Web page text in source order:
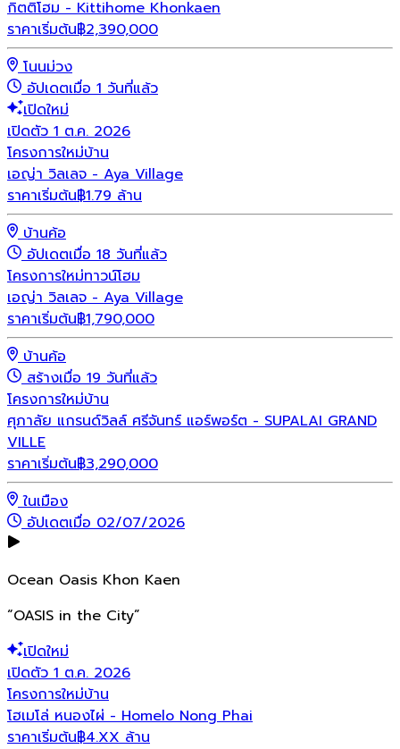
กิตติโฮม - Kittihome Khonkaen
ราคาเริ่มต้น฿2,390,000
โนนม่วง
อัปเดตเมื่อ 1 วันที่แล้ว
เปิดใหม่
เปิดตัว 1 ต.ค. 2026
โครงการใหม่บ้าน
เอญ่า วิลเลจ - Aya Village
ราคาเริ่มต้น฿1.79 ล้าน
บ้านค้อ
อัปเดตเมื่อ 18 วันที่แล้ว
โครงการใหม่ทาวน์โฮม
เอญ่า วิลเลจ - Aya Village
ราคาเริ่มต้น฿1,790,000
บ้านค้อ
สร้างเมื่อ 19 วันที่แล้ว
โครงการใหม่บ้าน
ศุภาลัย แกรนด์วิลล์ ศรีจันทร์ แอร์พอร์ต - SUPALAI GRAND
VILLE
ราคาเริ่มต้น฿3,290,000
ในเมือง
อัปเดตเมื่อ 02/07/2026
Ocean Oasis Khon Kaen
“OASIS in the City”
เปิดใหม่
เปิดตัว 1 ต.ค. 2026
โครงการใหม่บ้าน
โฮเมโล่ หนองไผ่ - Homelo Nong Phai
ราคาเริ่มต้น฿4.XX ล้าน